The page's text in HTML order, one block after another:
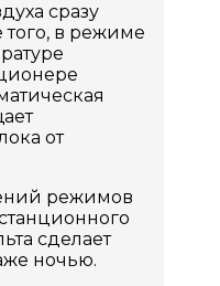
сразу
в режиме
от
режимов
сделает
ночью.